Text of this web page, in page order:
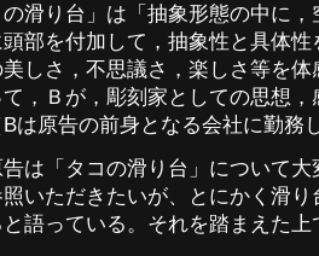
滑り台」は「抽象形態の中に
部を付加して，抽象性と具体
しさ，不思議さ，楽しさ等を
て，Ｂが，彫刻家としての思想
Bは原告の前身となる会社に勤務
は「タコの滑り台」について
いただきたいが、とにかく滑
語っている。それを踏まえた